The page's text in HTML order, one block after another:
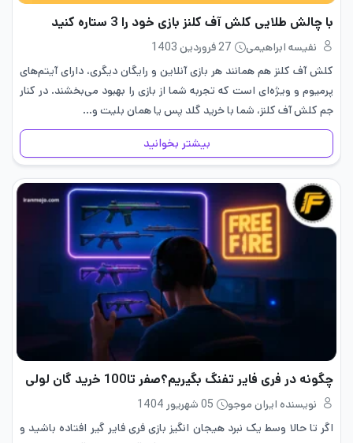
با چالش طلایی کلش آف کلنز بازی خود را 3 ستاره کنید
نفیسه ابراهیمی
27 فروردین 1403
کلش آف کلنز هم همانند هر بازی آنلاین و رایگان دیگری، دارای آیتم‌های
پرمیوم و ویژه‌ای است که تجربه شما از بازی را بهبود می‌بخشند. در کنار
جم کلش آف کلنز، شما با خرید گلد پس یا همان بلیت و…
بیشتر بخوانید
چگونه در فری فایر تفنگ بگیریم؟صفر تا100 خرید گان لولی
نویسنده ایران موجو
05 شهریور 1404
اگر تا حالا وسط یک نبرد هیجان انگیز بازی فری فایر گیر افتاده باشید و